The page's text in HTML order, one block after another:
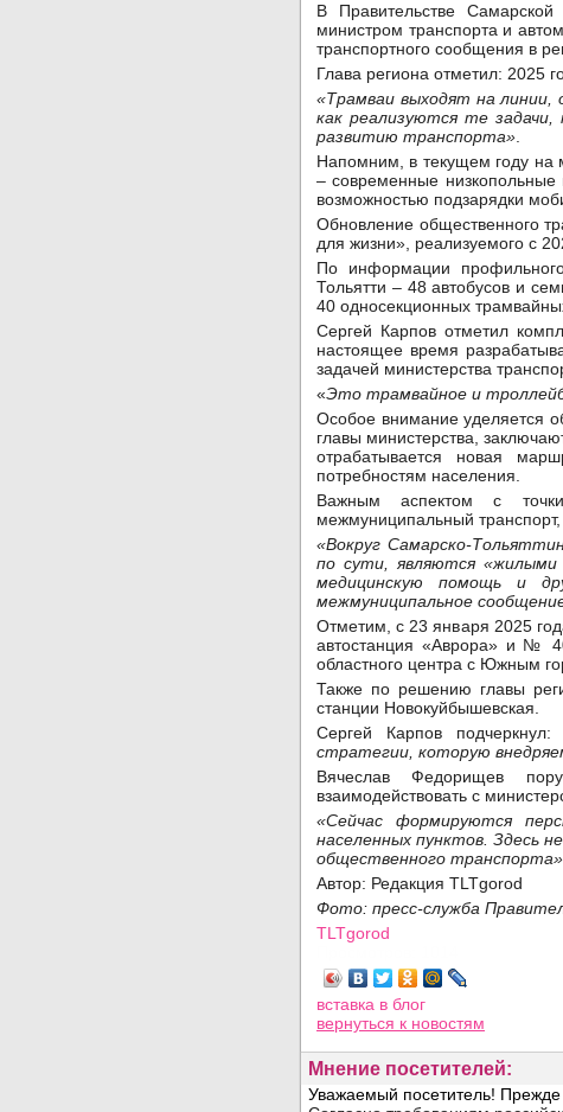
В Правительстве Самарской
министром транспорта и
транспортного сообщения в
Глава региона отметил: 2025
«Трамваи выходят на линии,
как реализуются те
развитию транспорта»
Напомним, в текущем году на
– современные низкопольные
возможностью подзарядки
Обновление общественного
для жизни», реализуемого с
По информации
Тольятти – 48 автобусов и
40 односекционных
Сергей Карпов отметил
настоящее время
задачей министерства
«Это трамвайное и
Особое внимание уделяется
главы министерства,
отрабатывается новая
потребностям населения.
Важным аспектом с точки
межмуниципальный
«Вокруг Самарско-
по сути, являются «жилыми
медицинскую помощь и
межмуниципальное
Отметим, с 23 января 2025
автостанция «Аврора» и №
областного центра с Южным
Также по решению главы
станции Новокуйбышевская.
Сергей Карпов
стратегии, которую
Вячеслав Федорищев
взаимодействовать с
«Сейчас формируются
населенных пунктов. Здесь
общественного транспорта»
Автор: Редакция TLTgorod
Фото: пресс-служба
TLTgorod
вставка в блог
вернуться к новостям
Мнение посетителей: